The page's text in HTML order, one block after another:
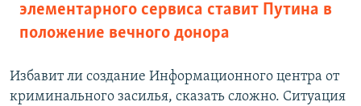
элементарного сервиса ставит Путина в
положение вечного донора
Избавит ли создание Информационного центра от
криминального засилья, сказать сложно. Ситуация